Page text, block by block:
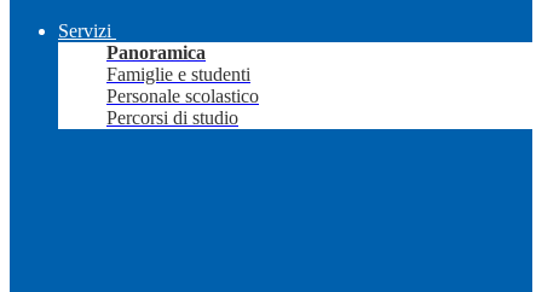
Servizi
Panoramica
Famiglie e studenti
Personale scolastico
Percorsi di studio